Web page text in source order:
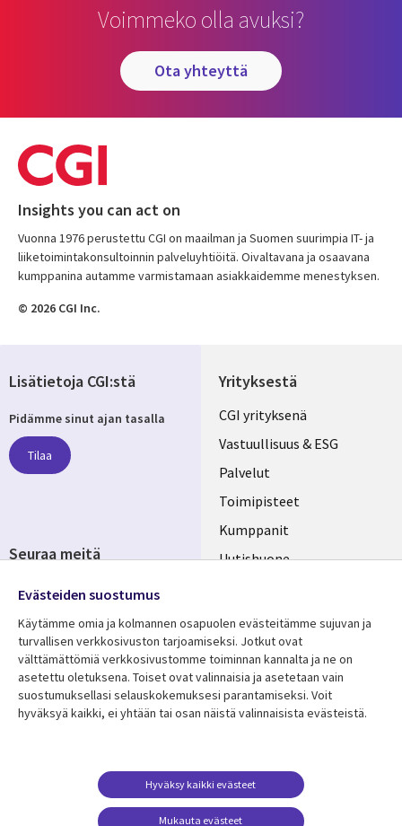
Voimmeko olla avuksi?
ota yhteyttä
Insights you can act on
Vuonna 1976 perustettu CGI on maailman ja Suomen suurimpia IT- ja
liiketoimintakonsultoinnin palveluyhtiöitä. Oivaltavana ja osaavana
kumppanina autamme varmistamaan asiakkaidemme menestyksen.
© 2026 CGI Inc.
Yrityksestä
Useful
links
FINLAND
CGI yrityksenä
Vastuullisuus & ESG
Palvelut
Toimipisteet
Kumppanit
Uutishuone
Resurssikeskus
Library
Links
FINLAND
Asiakastarinat
Lisätietoa
Legal
Tietosuoja
Yhteystiedot
Evästeasetuksesi
Lisätietoja CGI:stä
Pidämme sinut ajan tasalla
Tilaa
Seuraa meitä
Social
Media
FINLAND
Evästeiden suostumus
Käytämme omia ja kolmannen osapuolen evästeitämme sujuvan ja
turvallisen verkkosivuston tarjoamiseksi. Jotkut ovat
välttämättömiä verkkosivustomme toiminnan kannalta ja ne on
asetettu oletuksena. Toiset ovat valinnaisia ​​ja asetetaan vain
suostumuksellasi selauskokemuksesi parantamiseksi. Voit
hyväksyä kaikki, ei yhtään tai osan näistä valinnaisista evästeistä.
Mukauta evästeet
Hyväksy kaikki evästeet